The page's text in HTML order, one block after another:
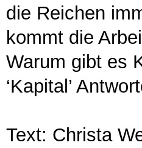
die Reichen
kommt die
Warum gibt es
‘Kapital’
Text: Christa